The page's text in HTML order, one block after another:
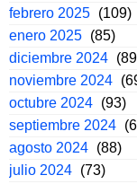
febrero 2025 (109)
enero 2025 (85)
diciembre 2024
noviembre 2024
octubre 2024 (93)
septiembre 2024
agosto 2024 (88)
julio 2024 (73)